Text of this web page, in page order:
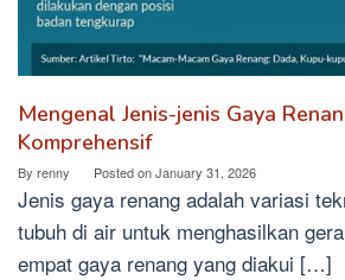
Mengenal Jenis-jenis Gaya
Komprehensif
By renny Posted onJanuary 31, 2026
Jenis gaya renang adalah variasi
tubuh di air untuk menghasilkan
empat gaya renang yang diakui […]